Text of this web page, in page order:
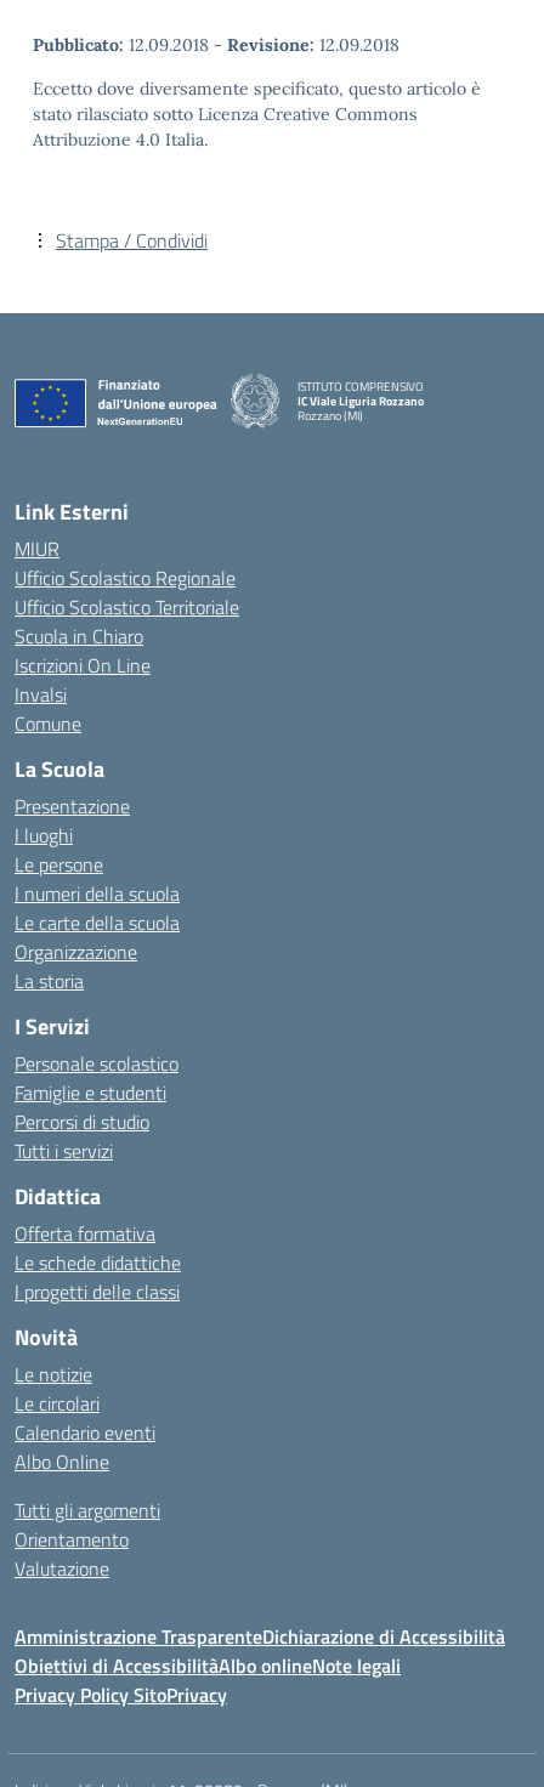
Pubblicato: 12.09.2018 - Revisione: 12.09.2018
Eccetto dove diversamente specificato, questo articolo è
stato rilasciato sotto Licenza Creative Commons
Attribuzione 4.0 Italia.
Stampa / Condividi
ISTITUTO COMPRENSIVO
IC Viale Liguria Rozzano
Rozzano (MI)
Link Esterni
MIUR
Ufficio Scolastico Regionale
Ufficio Scolastico Territoriale
Scuola in Chiaro
Iscrizioni On Line
Invalsi
Comune
La Scuola
Presentazione
I luoghi
Le persone
I numeri della scuola
Le carte della scuola
Organizzazione
La storia
I Servizi
Personale scolastico
Famiglie e studenti
Percorsi di studio
Tutti i servizi
Didattica
Offerta formativa
Le schede didattiche
I progetti delle classi
Novità
Le notizie
Le circolari
Calendario eventi
Albo Online
Tutti gli argomenti
Orientamento
Valutazione
Amministrazione TrasparenteDichiarazione di Accessibilità
Obiettivi di AccessibilitàAlbo onlineNote legali
Privacy Policy SitoPrivacy